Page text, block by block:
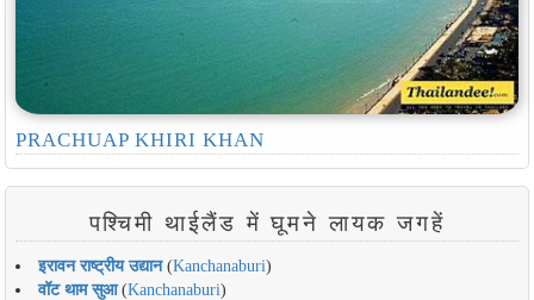
PRACHUAP KHIRI KHAN
पश्चिमी थाईलैंड में घूमने लायक जगहें
इरावन राष्ट्रीय उद्यान(Kanchanaburi)
वॉट थाम सुआ(Kanchanaburi)